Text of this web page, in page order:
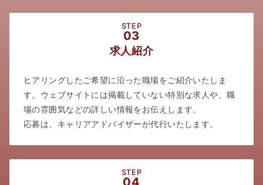
STEP
03
求人紹介
ヒアリングしたご希望に沿った職場をご紹介いたしま
す。ウェブサイトには掲載していない特別な求人や、職
場の雰囲気などの詳しい情報をお伝えします。
応募は、キャリアアドバイザーが代行いたします。
STEP
04